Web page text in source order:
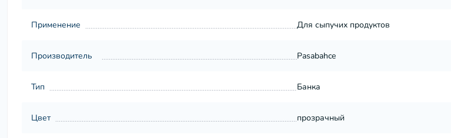
Применение Для сыпучих продуктов
Производитель Pasabahce
Тип Банка
Цвет прозрачный